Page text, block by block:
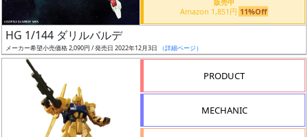
ー
ル
Amazon 1,851円 11%Off
HG 1/144 ダリルバルデ
メーカー希望小売価格 2,090円 / 発売日 2022年12月3日 （詳細ページ）
PRODUCT
MECHANIC